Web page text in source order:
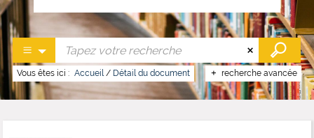
recherche avancée
Vous êtes ici : Accueil / Détail du document